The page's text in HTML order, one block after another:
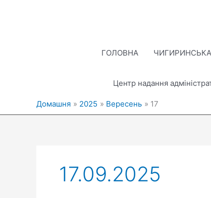
ГОЛОВНА
Центр надання
Домашня 2025 Вересень 17
17.09.2025